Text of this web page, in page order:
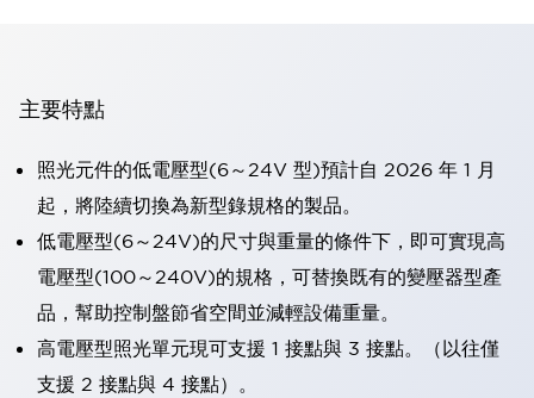
主要特點
照光元件的低電壓型(6～24V 型)預計自 2026 年 1 月
起，將陸續切換為新型錄規格的製品。
低電壓型(6～24V)的尺寸與重量的條件下，即可實現高
電壓型(100～240V)的規格，可替換既有的變壓器型產
品，幫助控制盤節省空間並減輕設備重量。
高電壓型照光單元現可支援 1 接點與 3 接點。（以往僅
支援 2 接點與 4 接點）。